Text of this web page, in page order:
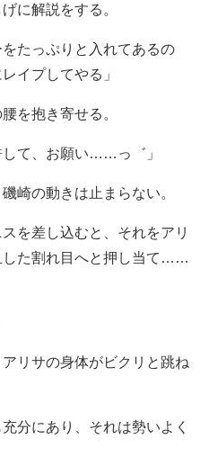
に解説をする。
たっぷりと入れてあるの
イプしてやる」
を抱き寄せる。
して、お願い……っ゛」
崎の動きは止まらない。
を差し込むと、それをアリ
た割れ目へと押し当て……
リサの身体がビクリと跳ね
分にあり、それは勢いよく